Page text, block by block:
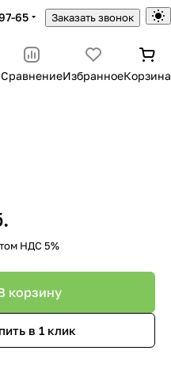
65 Заказать звонок
СравнениеИзбранноеКорзина
НДС 5%
корзину
в 1 клик